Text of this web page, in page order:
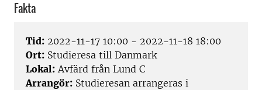
Fakta
Tid: 2022-11-17 10:00 - 2022-11-18 18:00
Ort: Studieresa till Danmark
Lokal: Avfärd från Lund C
Arrangör: Studieresan arrangeras i